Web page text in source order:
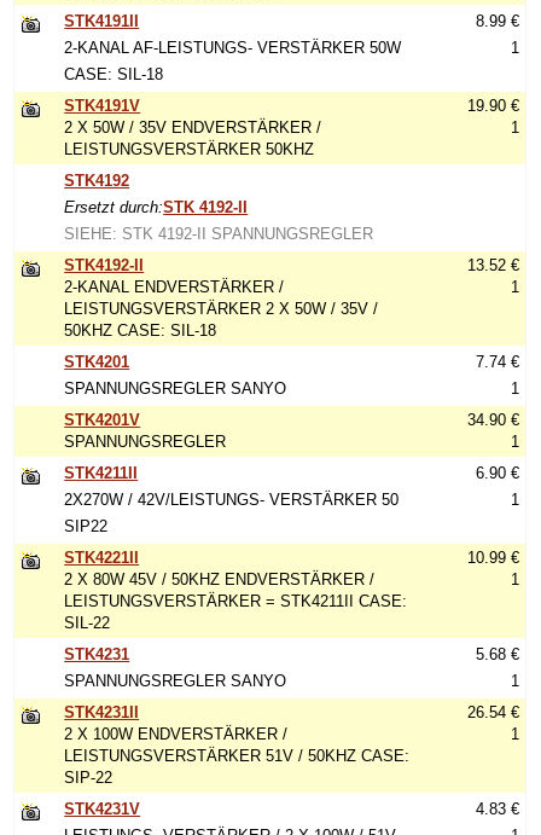
STK4191II
2-KANAL AF-LEISTUNGS- VERSTÄRKER 50W
CASE: SIL-18
8.99 €
1
STK4191V
2 X 50W / 35V ENDVERSTÄRKER /
LEISTUNGSVERSTÄRKER 50KHZ
19.90 €
1
STK4192
Ersetzt durch:STK 4192-II
SIEHE: STK 4192-II SPANNUNGSREGLER
STK4192-II
2-KANAL ENDVERSTÄRKER /
LEISTUNGSVERSTÄRKER 2 X 50W / 35V /
50KHZ CASE: SIL-18
13.52 €
1
STK4201
SPANNUNGSREGLER SANYO
7.74 €
1
STK4201V
SPANNUNGSREGLER
34.90 €
1
STK4211II
2X270W / 42V/LEISTUNGS- VERSTÄRKER 50
SIP22
6.90 €
1
STK4221II
2 X 80W 45V / 50KHZ ENDVERSTÄRKER /
LEISTUNGSVERSTÄRKER = STK4211II CASE:
SIL-22
10.99 €
1
STK4231
SPANNUNGSREGLER SANYO
5.68 €
1
STK4231II
2 X 100W ENDVERSTÄRKER /
LEISTUNGSVERSTÄRKER 51V / 50KHZ CASE:
SIP-22
26.54 €
1
STK4231V
4.83 €